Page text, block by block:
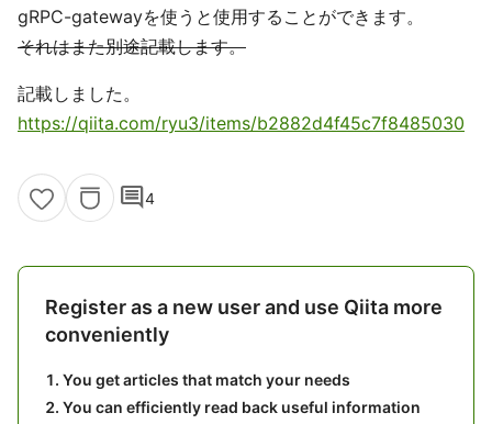
gRPC-gatewayを使うと使用することができます。
それはまた別途記載します。
記載しました。
https://qiita.com/ryu3/items/b2882d4f45c7f8485030
comment4
Register as a new user and use Qiita more
conveniently
You get articles that match your needs
You can efficiently read back useful information